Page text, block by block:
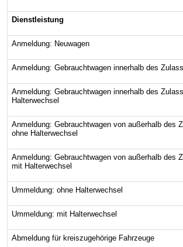
Dienstleistung
Anmeldung: Neuwagen
Anmeldung: Gebrauchtwagen innerhalb des
Anmeldung: Gebrauchtwagen innerhalb des
Halterwechsel
Anmeldung: Gebrauchtwagen von außerhalb des
ohne Halterwechsel
Anmeldung: Gebrauchtwagen von außerhalb des
mit Halterwechsel
Ummeldung: ohne Halterwechsel
Ummeldung: mit Halterwechsel
Abmeldung für kreiszugehörige Fahrzeuge